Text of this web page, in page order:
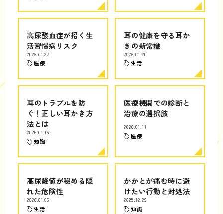
高尿酸血症が招く生
活習慣病リスク
2026.01.22
医療
耳の健康を守る耳か
きの新常識
2026.01.20
生活
耳のトラブルを防
ぐ！正しい耳かき方
法とは
2026.01.16
知識
医療機関での診断と
治療の選択肢
2026.01.11
医療
高尿酸値が秘める隠
れた危険性
2026.01.06
生活
かかとが痛む時に避
けたい行動と対処法
2025.12.29
知識